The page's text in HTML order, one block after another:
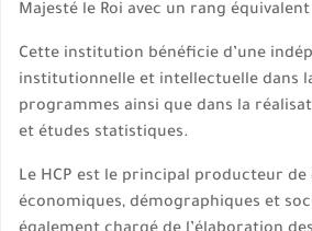
Majesté le Roi avec un rang
Cette institution bénéficie d’une
institutionnelle et intellectuelle dans
programmes ainsi que dans la
et études statistiques.
Le HCP est le principal producteur
économiques, démographiques et